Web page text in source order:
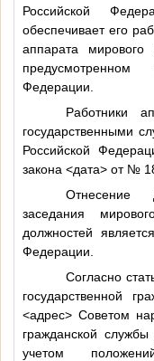
Российской
обеспечивает его
аппарата мирового
Федерации.
Работники
государственными
Российской
закона <дата>от №
Отнесение
заседания
должностей
Федерации.
Согласно
государственной
<адрес>Советом
гражданской
учетом